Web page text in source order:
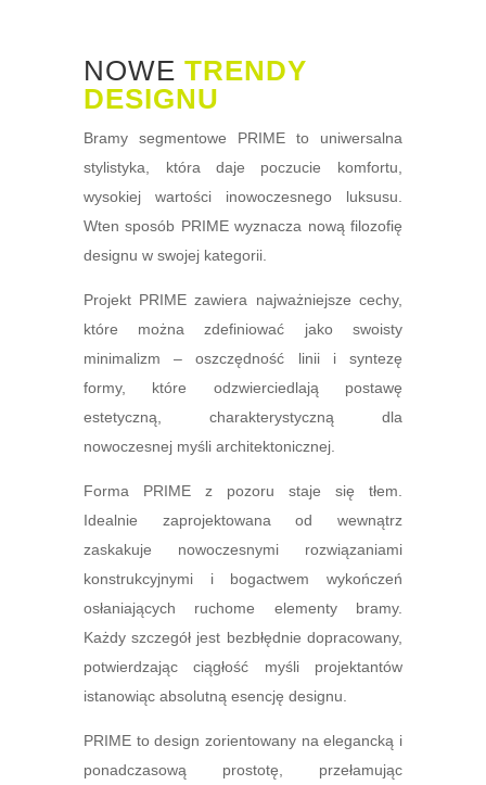
NOWETRENDY
DESIGNU
Bramy segmentowe PRIME to uniwersalna
stylistyka, która daje poczucie komfortu,
wysokiej wartości inowoczesnego luksusu.
Wten sposób PRIME wyznacza nową filozofię
designu w swojej kategorii.
Projekt PRIME zawiera najważniejsze cechy,
które można zdefiniować jako swoisty
minimalizm – oszczędność linii i syntezę
formy, które odzwierciedlają postawę
estetyczną, charakterystyczną dla
nowoczesnej myśli architektonicznej.
Forma PRIME z pozoru staje się tłem.
Idealnie zaprojektowana od wewnątrz
zaskakuje nowoczesnymi rozwiązaniami
konstrukcyjnymi i bogactwem wykończeń
osłaniających ruchome elementy bramy.
Każdy szczegół jest bezbłędnie dopracowany,
potwierdzając ciągłość myśli projektantów
istanowiąc absolutną esencję designu.
PRIME to design zorientowany na elegancką i
ponadczasową prostotę, przełamując